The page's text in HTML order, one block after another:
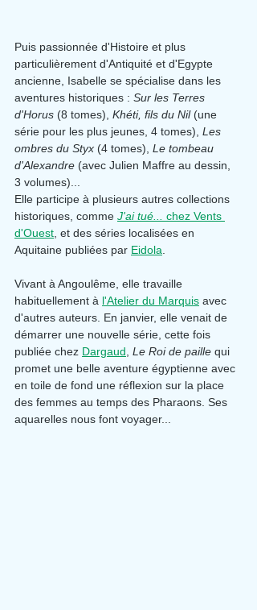
Puis passionnée d'Histoire et plus
particulièrement d'Antiquité et d'Egypte
ancienne, Isabelle se spécialise dans les
aventures historiques : Sur les Terres
d'Horus (8 tomes), Khéti, fils du Nil (une
série pour les plus jeunes, 4 tomes), Les
ombres du Styx (4 tomes), Le tombeau
d'Alexandre (avec Julien Maffre au dessin,
3 volumes)...
Elle participe à plusieurs autres collections
historiques, comme J'ai tué... chez Vents
d'Ouest , et des séries localisées en
Aquitaine publiées par Eidola
Vivant à Angoulême, elle travaille
habituellement à l'Atelier du Marquis avec
d'autres auteurs. En janvier, elle venait de
démarrer une nouvelle série, cette fois
publiée chez Dargaud Le Roi de paille qui
promet une belle aventure égyptienne avec
en toile de fond une réflexion sur la place
des femmes au temps des Pharaons. Ses
aquarelles nous font voyager...